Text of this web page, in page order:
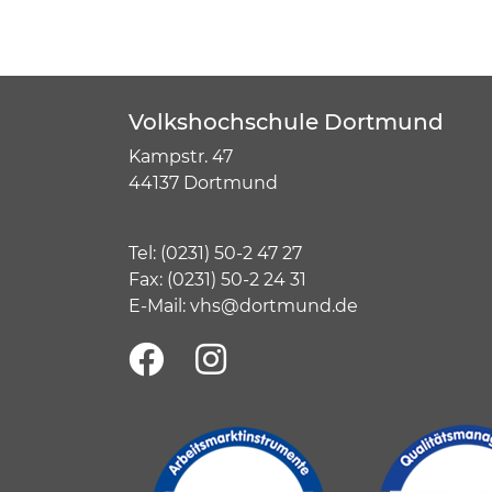
Volkshochschule Dortmund
Kampstr. 47
44137 Dortmund
Tel: (0231) 50-2 47 27
Fax: (0231) 50-2 24 31
E-Mail: vhs@dortmund.de